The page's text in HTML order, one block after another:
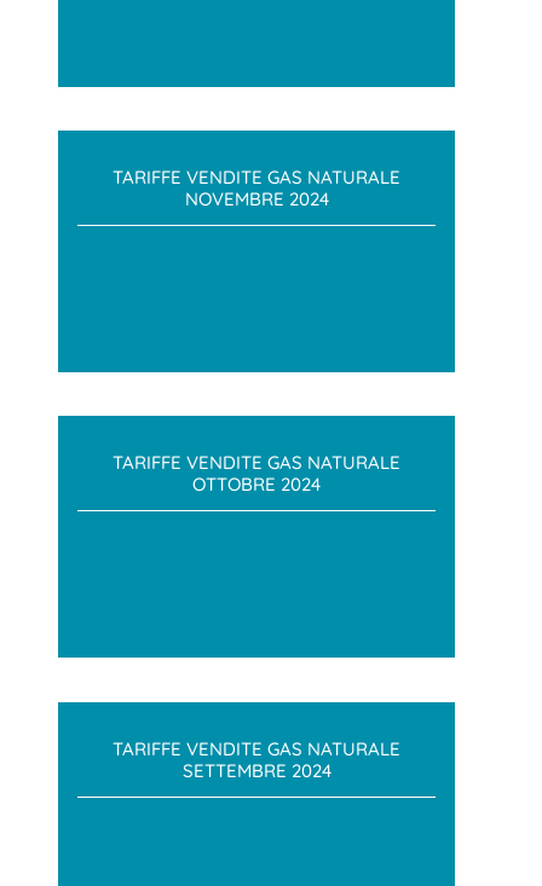
TARIFFE VENDITE GAS NATURALE
NOVEMBRE 2024
TARIFFE VENDITE GAS NATURALE
OTTOBRE 2024
TARIFFE VENDITE GAS NATURALE
SETTEMBRE 2024